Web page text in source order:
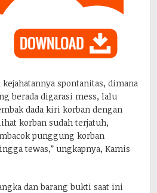
spontanitas, dimana
berada digarasi mess, lalu
dada kiri korban dengan
korban sudah terjatuh,
punggung korban
tewas,” ungkapnya, Kamis
dan barang bukti saat ini